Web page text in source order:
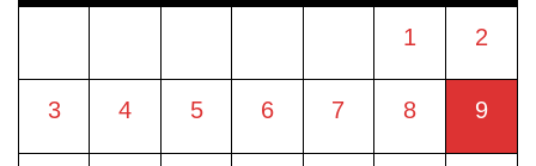
1 2
3 4 5 6 7 8 9